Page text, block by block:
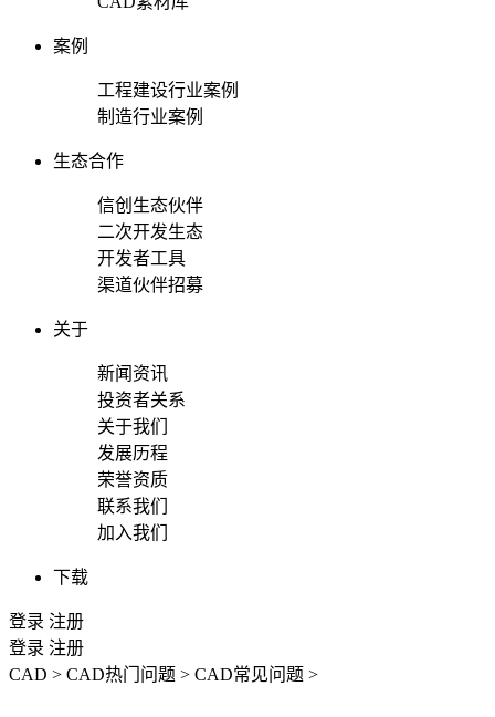
案例
工程建设行业案例
制造行业案例
生态合作
信创生态伙伴
二次开发生态
开发者工具
渠道伙伴招募
关于
新闻资讯
投资者关系
关于我们
发展历程
荣誉资质
联系我们
加入我们
下载
登录 注册
登录 注册
CAD > CAD热门问题 > CAD常见问题 >